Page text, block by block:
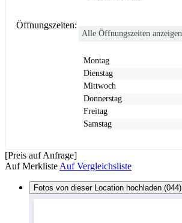
Öffnungszeiten:
Alle Öffnungszeiten anzeigen
Montag
Dienstag
Mittwoch
Donnerstag
Freitag
Samstag
[Preis auf Anfrage]
Auf Merkliste Auf Vergleichsliste
Fotos von dieser Location hochladen (044)